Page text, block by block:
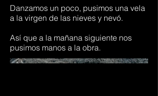
Danzamos un poco, pusimos una vela
a la virgen de las nieves y nevó.
Así que a la mañana siguiente nos
pusimos manos a la obra.